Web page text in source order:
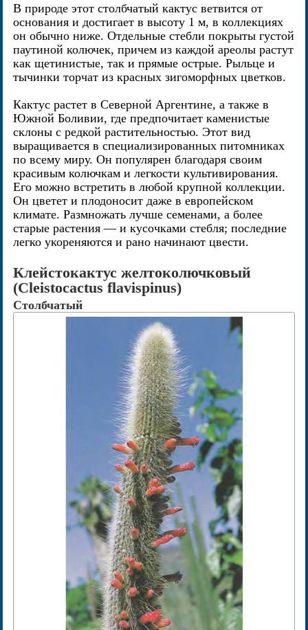
В природе этот столбчатый кактус ветвится от
основания и достигает в высоту 1 м, в коллекциях
он обычно ниже. Отдельные стебли покрыты густой
паутиной колючек, причем из каждой ареолы растут
как щетинистые, так и прямые острые. Рыльце и
тычинки торчат из красных зигоморфных цветков.
Кактус растет в Северной Аргентине, а также в
Южной Боливии, где предпочитает каменистые
склоны с редкой растительностью. Этот вид
выращивается в специализированных питомниках
по всему миру. Он популярен благодаря своим
красивым колючкам и легкости культивирования.
Его можно встретить в любой крупной коллекции.
Он цветет и плодоносит даже в европейском
климате. Размножать лучше семенами, а более
старые растения — и кусочками стебля; последние
легко укореняются и рано начинают цвести.
Клейстокактус желтоколючковый
(Cleistocactus flavispinus)
Столбчатый